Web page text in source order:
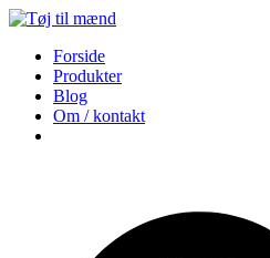
Forside
Produkter
Blog
Om / kontakt